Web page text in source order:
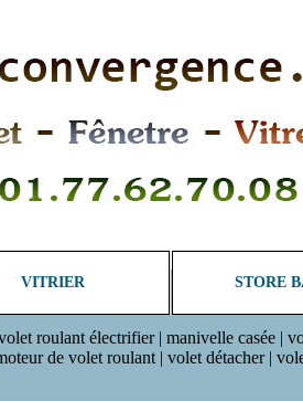
VITRIER STORE
roulant électrifier | manivelle casée |
de volet roulant | volet détacher |